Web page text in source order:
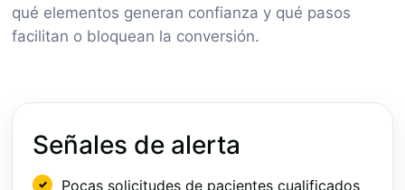
qué elementos generan confianza y qué pasos
facilitan o bloquean la conversión.
Señales de alerta
Pocas solicitudes de pacientes cualificados